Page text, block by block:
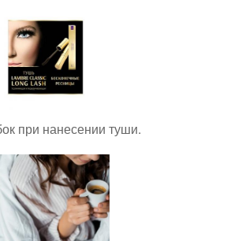
при нанесении туши.